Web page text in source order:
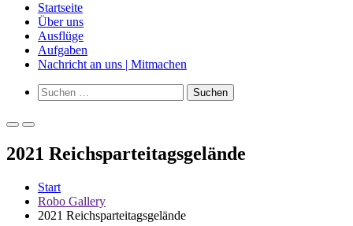
Startseite
Über uns
Ausflüge
Aufgaben
Nachricht an uns | Mitmachen
Such-
Formular
Suchen
nach:
Primäres
für
Primäres
für
2021 Reichsparteitagsgelände
Start
Robo Gallery
2021 Reichsparteitagsgelände